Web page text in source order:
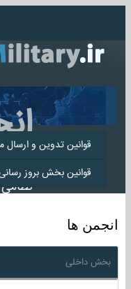
انجمن
نظامی
قوانین تدوین و ارسال
قوانین بخش بروز رسانی
انجمن ها
بخش داخلی